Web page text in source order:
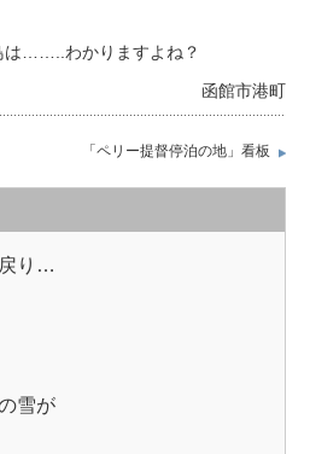
は……..わかりますよね？
函館市港町
「ペリー提督停泊の地」看板
り…
雪が